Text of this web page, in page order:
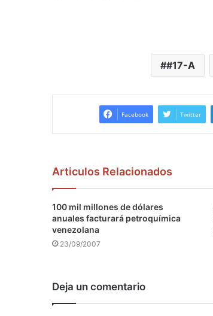
#17-A
Facebook Twitter
Articulos Relacionados
100 mil millones de dólares
anuales facturará petroquímica
venezolana
23/09/2007
Deja un comentario